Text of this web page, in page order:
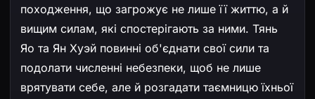
походження, що загрожує не лише її життю, а й
вищим силам, які спостерігають за ними. Тянь
Яо та Ян Хуэй повинні об'єднати свої сили та
подолати численні небезпеки, щоб не лише
врятувати себе, але й розгадати таємницю їхньої